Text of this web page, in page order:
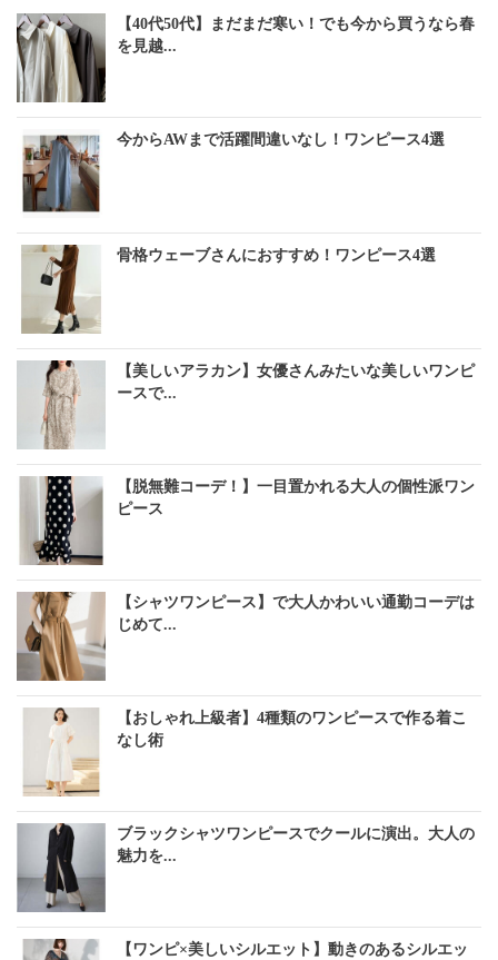
【40代50代】まだまだ寒い！でも今から買うなら春
を見越...
今からAWまで活躍間違いなし！ワンピース4選
骨格ウェーブさんにおすすめ！ワンピース4選
【美しいアラカン】女優さんみたいな美しいワンピ
ースで...
【脱無難コーデ！】一目置かれる大人の個性派ワン
ピース
【シャツワンピース】で大人かわいい通勤コーデは
じめて...
【おしゃれ上級者】4種類のワンピースで作る着こ
なし術
ブラックシャツワンピースでクールに演出。大人の
魅力を...
【ワンピ×美しいシルエット】動きのあるシルエッ